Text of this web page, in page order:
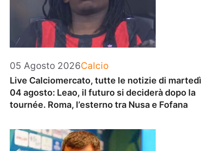
05 Agosto 2026Categorie
Calcio
Live Calciomercato, tutte le notizie di martedì
04 agosto: Leao, il futuro si deciderà dopo la
tournée. Roma, l’esterno tra Nusa e Fofana